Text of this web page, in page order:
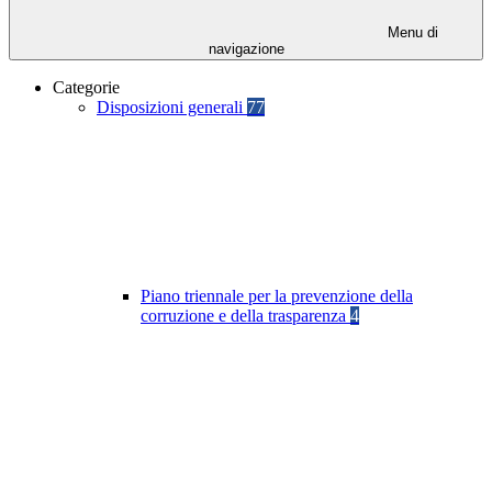
Menu di
navigazione
Categorie
Disposizioni generali 77
Piano triennale per la prevenzione della
corruzione e della trasparenza 4